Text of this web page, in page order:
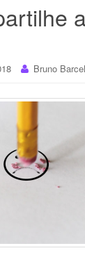
Bruno